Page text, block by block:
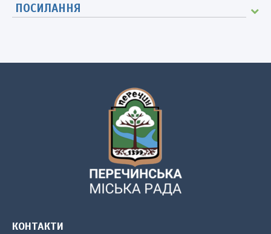
ПОСИЛАННЯ
КОНТАКТИ